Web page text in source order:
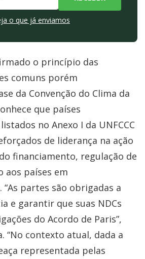
o que já enviamos
o princípio das
comuns porém
da Convenção do Clima da
que países
no Anexo I da UNFCCC
de liderança na ação
financiamento, regulação de
aos países em
partes são obrigadas a
e garantir que suas NDCs
do Acordo de Paris”,
“No contexto atual, dada a
representada pelas